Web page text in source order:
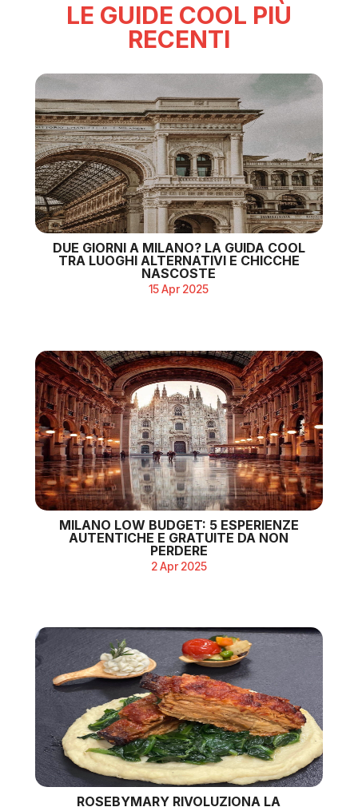
LE GUIDE COOL PIÙ
RECENTI
DUE GIORNI A MILANO? LA GUIDA COOL
TRA LUOGHI ALTERNATIVI E CHICCHE
NASCOSTE
15 Apr 2025
MILANO LOW BUDGET: 5 ESPERIENZE
AUTENTICHE E GRATUITE DA NON
PERDERE
2 Apr 2025
ROSEBYMARY RIVOLUZIONA LA